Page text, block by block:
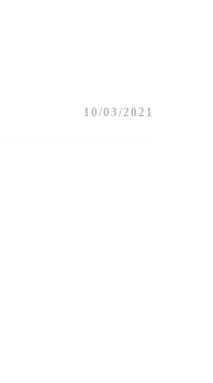
10/03/2021